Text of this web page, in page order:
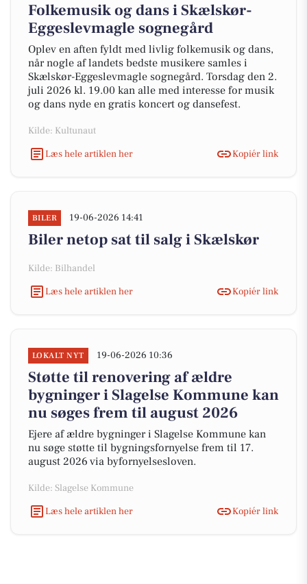
Folkemusik og dans i Skælskør-
Eggeslevmagle sognegård
Oplev en aften fyldt med livlig folkemusik og dans,
når nogle af landets bedste musikere samles i
Skælskør-Eggeslevmagle sognegård. Torsdag den 2.
juli 2026 kl. 19.00 kan alle med interesse for musik
og dans nyde en gratis koncert og dansefest.
Kilde: Kultunaut
Læs hele artiklen her
Kopiér link
BILER 19-06-2026 14:41
Biler netop sat til salg i Skælskør
Kilde: Bilhandel
Læs hele artiklen her
Kopiér link
LOKALT NYT 19-06-2026 10:36
Støtte til renovering af ældre
bygninger i Slagelse Kommune kan
nu søges frem til august 2026
Ejere af ældre bygninger i Slagelse Kommune kan
nu søge støtte til bygningsfornyelse frem til 17.
august 2026 via byfornyelsesloven.
Kilde: Slagelse Kommune
Læs hele artiklen her
Kopiér link